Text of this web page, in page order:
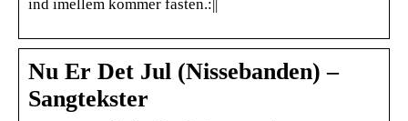
ind imellem kommer fasten.:||
Nu Er Det Jul (Nissebanden) –
Sangtekster